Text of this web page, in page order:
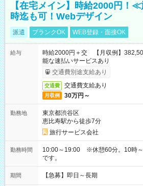
【在宅メイン】時給2000円！
時迄も可！Webデザイン
派遣 ブランクOK WEB登録・面接OK
給与
時給2000円＋交 【月収例】
能な速払いサービスあり
交通費別途支給あり
交通費 交通費支給あり
月収例 30万円～
勤務地
東京都渋谷区
恵比寿駅から徒歩7分
旅行サービス会社
勤務時間
10:00～19:00 ※休憩60分。10時～
です。
期間 【急募】即日～長期